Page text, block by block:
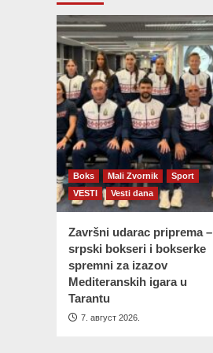
Boks Mali Zvornik
Sport
VESTI
Vesti dana
Završni udarac priprema –
srpski bokseri i bokserke
spremni za izazov
Mediteranskih igara u
Tarantu
7. август 2026.